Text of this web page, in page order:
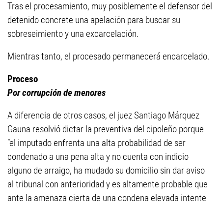
Tras el procesamiento, muy posiblemente el defensor del
detenido concrete una apelación para buscar su
sobreseimiento y una excarcelación.
Mientras tanto, el procesado permanecerá encarcelado.
Proceso
Por corrupción de menores
A diferencia de otros casos, el juez Santiago Márquez
Gauna resolvió dictar la preventiva del cipoleño porque
“el imputado enfrenta una alta probabilidad de ser
condenado a una pena alta y no cuenta con indicio
alguno de arraigo, ha mudado su domicilio sin dar aviso
al tribunal con anterioridad y es altamente probable que
ante la amenaza cierta de una condena elevada intente